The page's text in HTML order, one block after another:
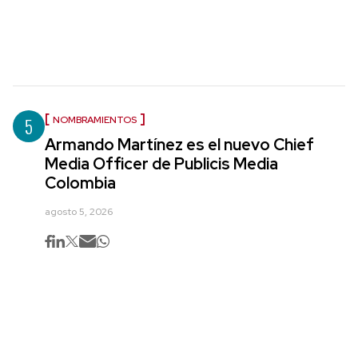
5 NOMBRAMIENTOS
Armando Martínez es el nuevo Chief
Media Officer de Publicis Media
Colombia
agosto 5, 2026